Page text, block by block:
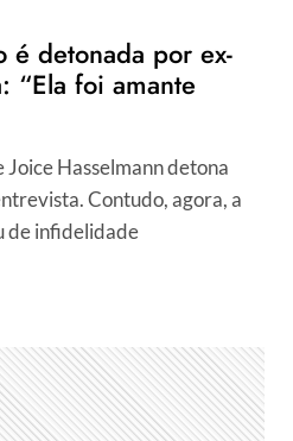
é detonada por ex-
“Ela foi amante
Hasselmann detona
Contudo, agora, a
de infidelidade